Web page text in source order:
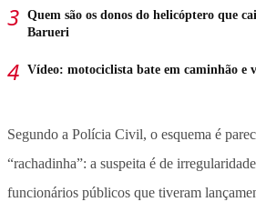
Quem são os donos do helicóptero que
Barueri
Vídeo: motociclista bate em caminhão e
Segundo a Polícia Civil, o esquema é
“rachadinha”: a suspeita é de
funcionários públicos que tiveram